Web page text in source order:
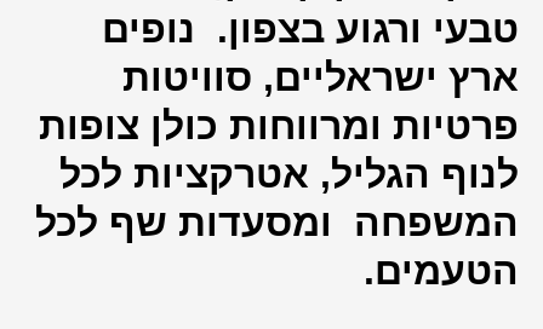
טבעי ורגוע בצפון. נופים
ארץ ישראליים, סוויטות
פרטיות ומרווחות כולן צופות
לנוף הגליל, אטרקציות לכל
המשפחה ומסעדות שף לכל
הטעמים.